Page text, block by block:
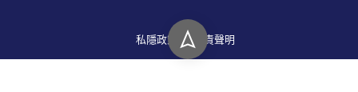
私隱政策 免責聲明